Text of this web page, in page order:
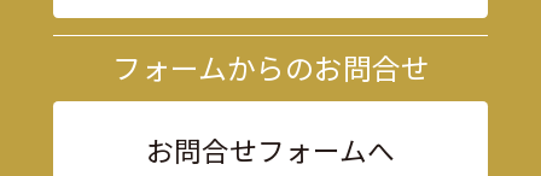
フォームからのお問合せ
お問合せフォームへ